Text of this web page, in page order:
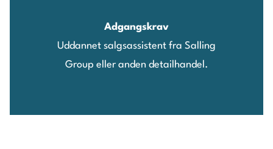
Adgangskrav
Uddannet salgsassistent fra Salling
Group eller anden detailhandel.